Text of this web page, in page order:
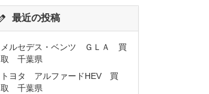
最近の投稿
メルセデス・ベンツ ＧＬＡ 買
取 千葉県
トヨタ アルファードHEV 買
取 千葉県